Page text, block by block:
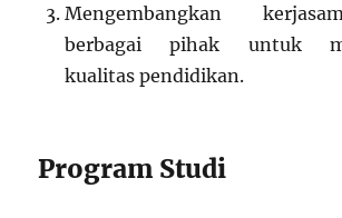
Mengembangkan
berbagai pihak untuk
kualitas pendidikan.
Program Studi